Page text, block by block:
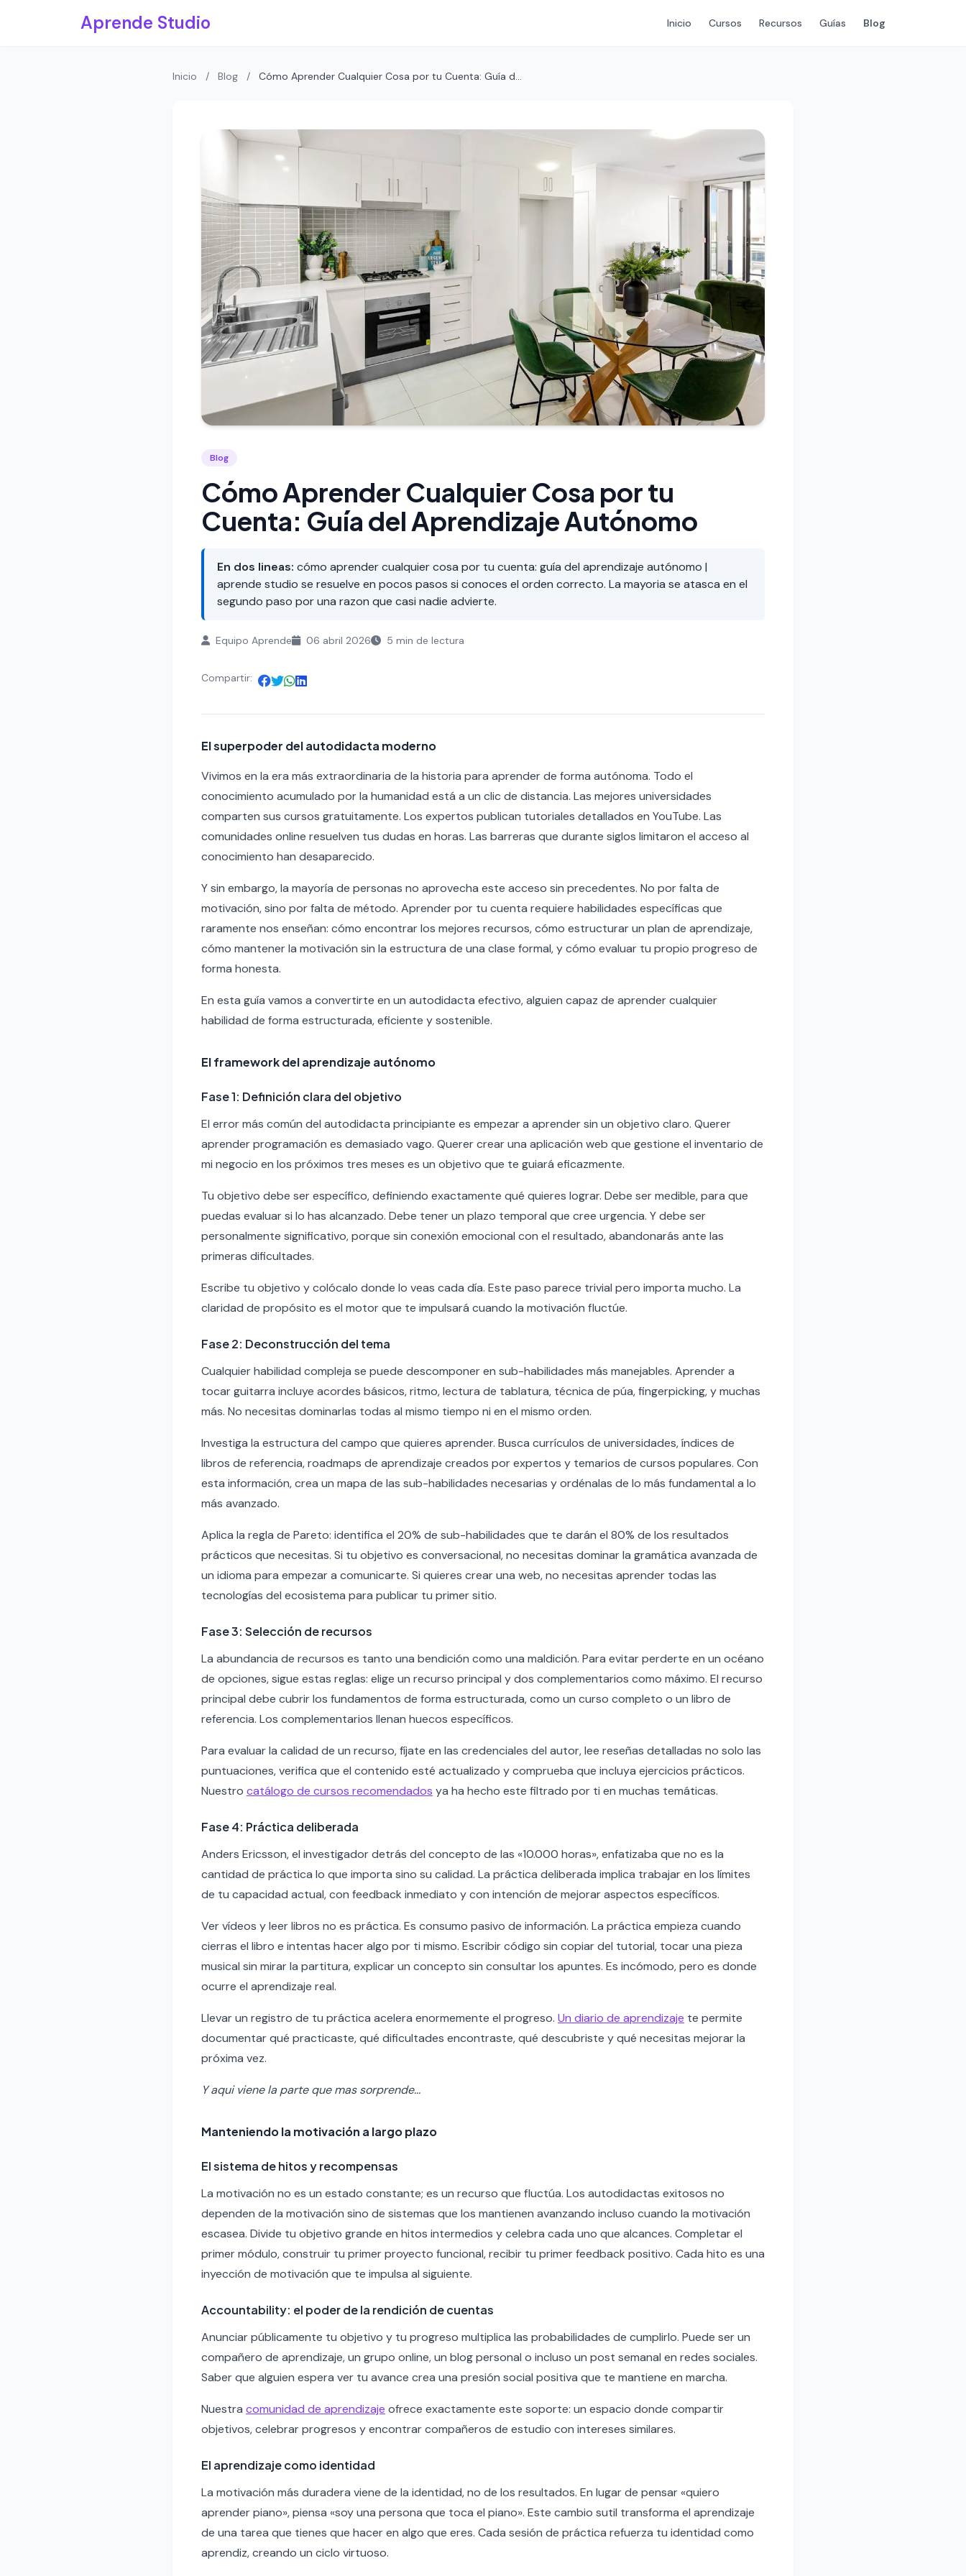
Aprende Studio Inicio Cursos Recursos Guías Blog
Inicio / Blog / Cómo Aprender Cualquier Cosa por tu Cuenta: Guía d...
Blog
Cómo Aprender Cualquier Cosa por tu
Cuenta: Guía del Aprendizaje Autónomo
En dos lineas: cómo aprender cualquier cosa por tu cuenta: guía del aprendizaje autónomo |
aprende studio se resuelve en pocos pasos si conoces el orden correcto. La mayoria se atasca en el
segundo paso por una razon que casi nadie advierte.
Equipo Aprende 06 abril 2026 5 min de lectura
Compartir:
El superpoder del autodidacta moderno
Vivimos en la era más extraordinaria de la historia para aprender de forma autónoma. Todo el
conocimiento acumulado por la humanidad está a un clic de distancia. Las mejores universidades
comparten sus cursos gratuitamente. Los expertos publican tutoriales detallados en YouTube. Las
comunidades online resuelven tus dudas en horas. Las barreras que durante siglos limitaron el acceso al
conocimiento han desaparecido.
Y sin embargo, la mayoría de personas no aprovecha este acceso sin precedentes. No por falta de
motivación, sino por falta de método. Aprender por tu cuenta requiere habilidades específicas que
raramente nos enseñan: cómo encontrar los mejores recursos, cómo estructurar un plan de aprendizaje,
cómo mantener la motivación sin la estructura de una clase formal, y cómo evaluar tu propio progreso de
forma honesta.
En esta guía vamos a convertirte en un autodidacta efectivo, alguien capaz de aprender cualquier
habilidad de forma estructurada, eficiente y sostenible.
El framework del aprendizaje autónomo
Fase 1: Definición clara del objetivo
El error más común del autodidacta principiante es empezar a aprender sin un objetivo claro. Querer
aprender programación es demasiado vago. Querer crear una aplicación web que gestione el inventario de
mi negocio en los próximos tres meses es un objetivo que te guiará eficazmente.
Tu objetivo debe ser específico, definiendo exactamente qué quieres lograr. Debe ser medible, para que
puedas evaluar si lo has alcanzado. Debe tener un plazo temporal que cree urgencia. Y debe ser
personalmente significativo, porque sin conexión emocional con el resultado, abandonarás ante las
primeras dificultades.
Escribe tu objetivo y colócalo donde lo veas cada día. Este paso parece trivial pero importa mucho. La
claridad de propósito es el motor que te impulsará cuando la motivación fluctúe.
Fase 2: Deconstrucción del tema
Cualquier habilidad compleja se puede descomponer en sub-habilidades más manejables. Aprender a
tocar guitarra incluye acordes básicos, ritmo, lectura de tablatura, técnica de púa, fingerpicking, y muchas
más. No necesitas dominarlas todas al mismo tiempo ni en el mismo orden.
Investiga la estructura del campo que quieres aprender. Busca currículos de universidades, índices de
libros de referencia, roadmaps de aprendizaje creados por expertos y temarios de cursos populares. Con
esta información, crea un mapa de las sub-habilidades necesarias y ordénalas de lo más fundamental a lo
más avanzado.
Aplica la regla de Pareto: identifica el 20% de sub-habilidades que te darán el 80% de los resultados
prácticos que necesitas. Si tu objetivo es conversacional, no necesitas dominar la gramática avanzada de
un idioma para empezar a comunicarte. Si quieres crear una web, no necesitas aprender todas las
tecnologías del ecosistema para publicar tu primer sitio.
Fase 3: Selección de recursos
La abundancia de recursos es tanto una bendición como una maldición. Para evitar perderte en un océano
de opciones, sigue estas reglas: elige un recurso principal y dos complementarios como máximo. El recurso
principal debe cubrir los fundamentos de forma estructurada, como un curso completo o un libro de
referencia. Los complementarios llenan huecos específicos.
Para evaluar la calidad de un recurso, fíjate en las credenciales del autor, lee reseñas detalladas no solo las
puntuaciones, verifica que el contenido esté actualizado y comprueba que incluya ejercicios prácticos.
Nuestro catálogo de cursos recomendados ya ha hecho este filtrado por ti en muchas temáticas.
Fase 4: Práctica deliberada
Anders Ericsson, el investigador detrás del concepto de las «10.000 horas», enfatizaba que no es la
cantidad de práctica lo que importa sino su calidad. La práctica deliberada implica trabajar en los límites
de tu capacidad actual, con feedback inmediato y con intención de mejorar aspectos específicos.
Ver vídeos y leer libros no es práctica. Es consumo pasivo de información. La práctica empieza cuando
cierras el libro e intentas hacer algo por ti mismo. Escribir código sin copiar del tutorial, tocar una pieza
musical sin mirar la partitura, explicar un concepto sin consultar los apuntes. Es incómodo, pero es donde
ocurre el aprendizaje real.
Llevar un registro de tu práctica acelera enormemente el progreso. Un diario de aprendizaje te permite
documentar qué practicaste, qué dificultades encontraste, qué descubriste y qué necesitas mejorar la
próxima vez.
Y aqui viene la parte que mas sorprende...
Manteniendo la motivación a largo plazo
El sistema de hitos y recompensas
La motivación no es un estado constante; es un recurso que fluctúa. Los autodidactas exitosos no
dependen de la motivación sino de sistemas que los mantienen avanzando incluso cuando la motivación
escasea. Divide tu objetivo grande en hitos intermedios y celebra cada uno que alcances. Completar el
primer módulo, construir tu primer proyecto funcional, recibir tu primer feedback positivo. Cada hito es una
inyección de motivación que te impulsa al siguiente.
Accountability: el poder de la rendición de cuentas
Anunciar públicamente tu objetivo y tu progreso multiplica las probabilidades de cumplirlo. Puede ser un
compañero de aprendizaje, un grupo online, un blog personal o incluso un post semanal en redes sociales.
Saber que alguien espera ver tu avance crea una presión social positiva que te mantiene en marcha.
Nuestra comunidad de aprendizaje ofrece exactamente este soporte: un espacio donde compartir
objetivos, celebrar progresos y encontrar compañeros de estudio con intereses similares.
El aprendizaje como identidad
La motivación más duradera viene de la identidad, no de los resultados. En lugar de pensar «quiero
aprender piano», piensa «soy una persona que toca el piano». Este cambio sutil transforma el aprendizaje
de una tarea que tienes que hacer en algo que eres. Cada sesión de práctica refuerza tu identidad como
aprendiz, creando un ciclo virtuoso.